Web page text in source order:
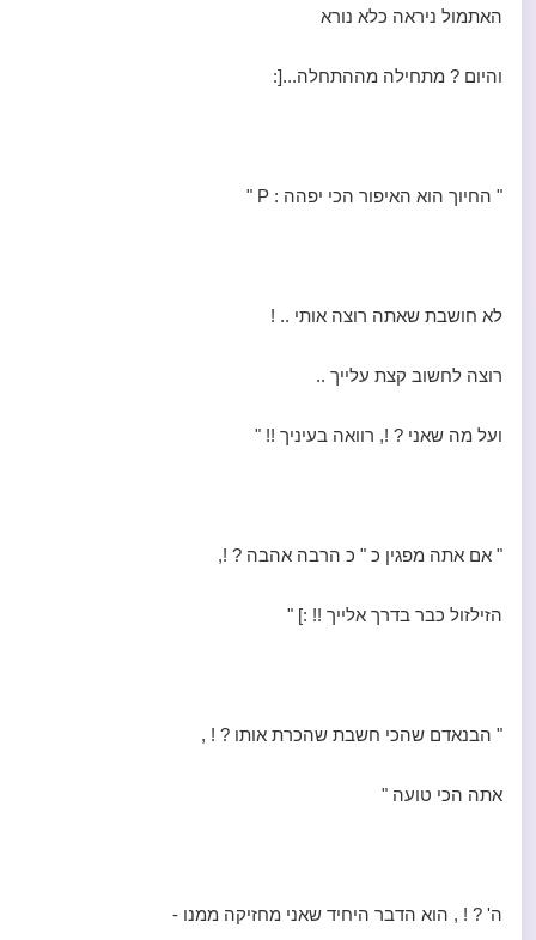
האתמול ניראה כלא נורא
והיום ? מתחילה מההתחלה...[:
" החיוך הוא האיפור הכי יפהה : P "
לא חושבת שאתה רוצה אותי .. !
רוצה לחשוב קצת עלייך ..
ועל מה שאני ? !, רוואה בעיניך !! "
" אם אתה מפגין כ " כ הרבה אהבה ? !,
הזילזול כבר בדרך אלייך !! :] "
" הבנאדם שהכי חשבת שהכרת אותו ? ! ,
אתה הכי טועה "
ה' ? ! , הוא הדבר היחיד שאני מחזיקה ממנו -